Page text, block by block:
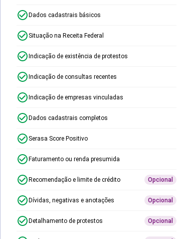
Dados cadastrais básicos
Situação na Receita Federal
Indicação de existência de protestos
Indicação de consultas recentes
Indicação de empresas vinculadas
Dados cadastrais completos
Serasa Score Positivo
Faturamento ou renda presumida
Recomendação e limite de crédito Opcional
Dívidas, negativas e anotações Opcional
Detalhamento de protestos Opcional